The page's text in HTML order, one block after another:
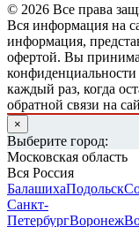
© 2026 Все права
Вся информация на
информация,
офертой. Вы
конфиденциальности
каждый раз, когда
обратной связи на
×
Выберите город:
Московская область
Вся Россия
БалашихаПодольск
Санкт-
ПетербургВоронеж